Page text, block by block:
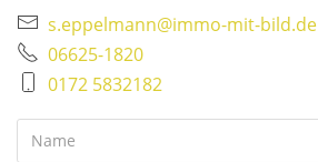
s.eppelmann@immo-mit-bild.de
06625-1820
0172 5832182